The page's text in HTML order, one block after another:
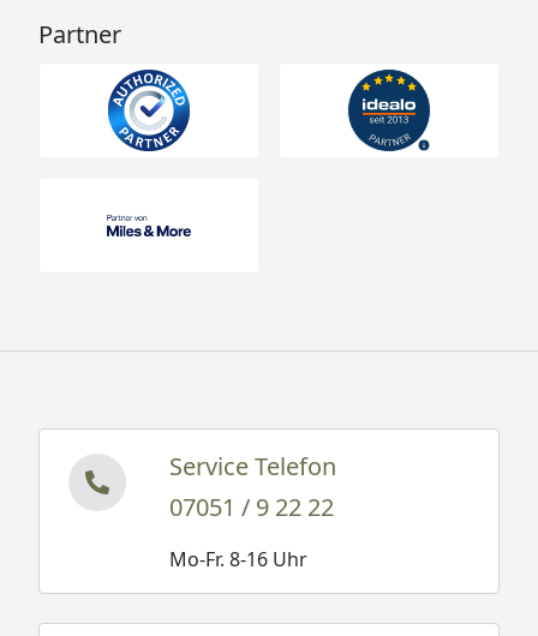
Partner
Service Telefon
07051 / 9 22 22
Mo-Fr. 8-16 Uhr